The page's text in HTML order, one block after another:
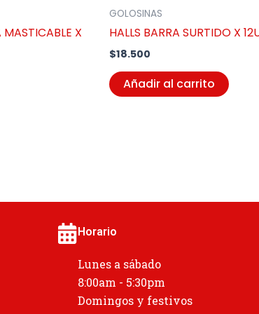
X
GOLOSINAS
HALLS BARRA SURTIDO X
$18.500
Añadir al carrito
Horario
Lunes a sábado
8:00am - 5:30pm
Domingos y festivos